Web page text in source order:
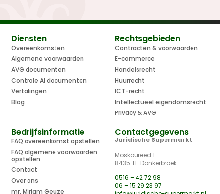
Diensten
Overeenkomsten
Algemene voorwaarden
AVG documenten
Controle AI documenten
Vertalingen
Blog
Rechtsgebieden
Contracten & voorwaarden
E-commerce
Handelsrecht
Huurrecht
ICT-recht
Intellectueel eigendomsrecht
Privacy & AVG
Bedrijfsinformatie
FAQ overeenkomst opstellen
FAQ algemene voorwaarden
opstellen
Contact
Over ons
mr. Mirjam Geuze
Contactgegevens
Juridische Supermarkt
Moskoureed 1
8435 TH Donkerbroek
0516 – 42 72 98
06 – 15 29 23 97